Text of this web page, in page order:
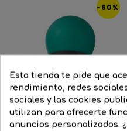
-60%
Esta tienda te pide que
rendimiento, redes
sociales y las cookies
utilizan para ofrecerte
anuncios personalizados.